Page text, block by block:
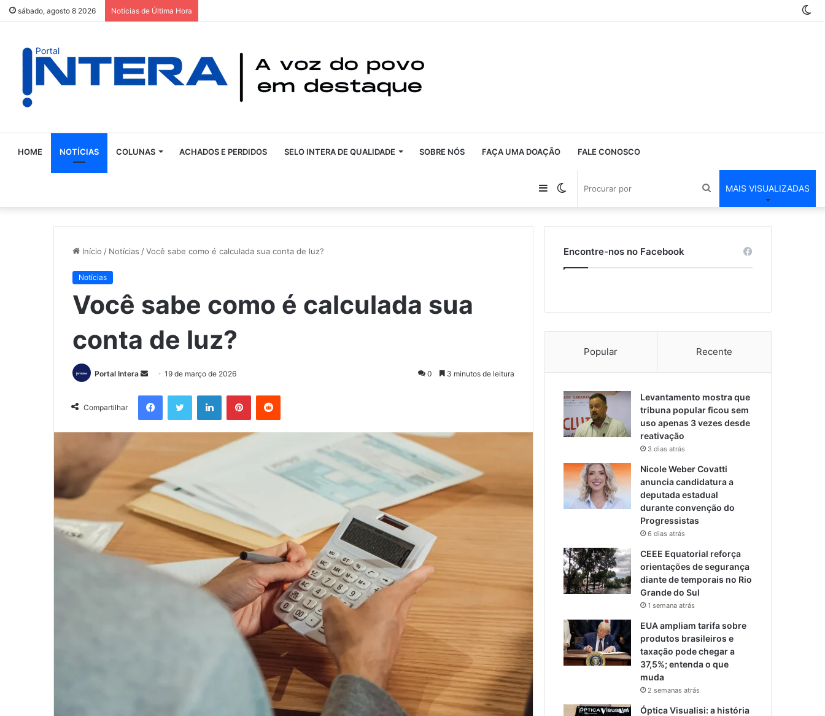
sábado, agosto 8 2026 Notícias de Última Hora
HOME NOTÍCIAS COLUNAS ACHADOS E PERDIDOS SELO INTERA DE QUALIDADE SOBRE NÓS FAÇA UMA DOAÇÃO FALE CONOSCO
MAIS VISUALIZADAS
Procurar
por
Switch
skin
Barra
Lateral
Início / Notícias /Você sabe como é calculada sua conta de luz?
Notícias
Você sabe como é calculada sua
conta de luz?
Portal Intera
Mande
e-
19 de março de 2026 0 3 minutos de leitura
Compartilhar
FacebookTwitter LinkedinPinterestReddit
Encontre-nos no Facebook
Popular Recente
Levantamento mostra que
tribuna popular ficou sem
uso apenas 3 vezes desde
reativação
3 dias atrás
Nicole Weber Covatti
anuncia candidatura a
deputada estadual
durante convenção do
Progressistas
6 dias atrás
CEEE Equatorial reforça
orientações de segurança
diante de temporais no Rio
Grande do Sul
1 semana atrás
EUA ampliam tarifa sobre
produtos brasileiros e
taxação pode chegar a
37,5%; entenda o que
muda
2 semanas atrás
Óptica Visualisi: a história